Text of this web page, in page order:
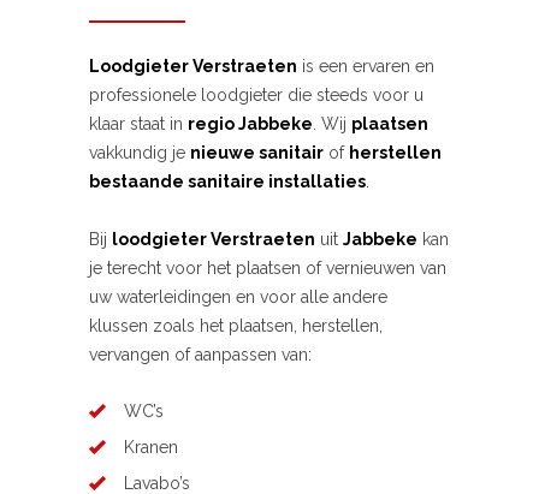
Loodgieter Verstraeten is een ervaren en
professionele loodgieter die steeds voor u
klaar staat in regio Jabbeke . Wij plaatsen
vakkundig je nieuwe sanitair of herstellen
bestaande sanitaire installaties
Bij loodgieter Verstraeten uit Jabbeke kan
je terecht voor het plaatsen of vernieuwen van
uw waterleidingen en voor alle andere
klussen zoals het plaatsen, herstellen,
vervangen of aanpassen van:
WC’s
Kranen
Lavabo’s